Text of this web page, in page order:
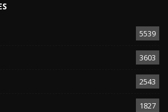
5539
3603
2543
1827